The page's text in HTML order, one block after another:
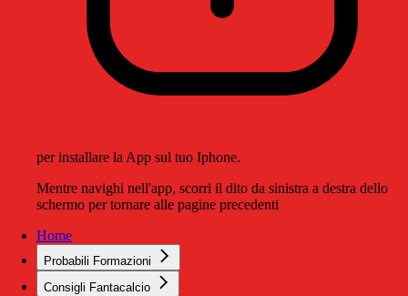
per installare la App sul tuo Iphone.
Mentre navighi nell'app, scorri il dito da sinistra a destra dello
schermo per tornare alle pagine precedenti
Home
Probabili Formazioni
Consigli Fantacalcio